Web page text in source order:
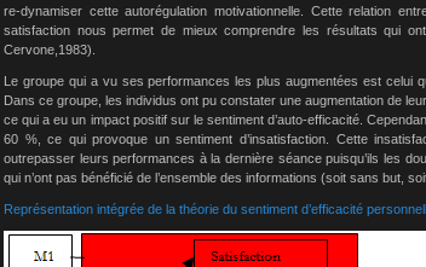
re-dynamiser cette autorégulation motivationnelle. Cette relation
satisfaction nous permet de mieux comprendre les résultats qui
Cervone,1983).
Le groupe qui a vu ses performances les plus augmentées est celui
Dans ce groupe, les individus ont pu constater une augmentation de
ce qui a eu un impact positif sur le sentiment d’auto-efficacité.
60 %, ce qui provoque un sentiment d’insatisfaction. Cette
outrepasser leurs performances à la dernière séance puisqu’ils les
qui n’ont pas bénéficié de l’ensemble des informations (soit sans but,
Représentation intégrée de la théorie du sentiment d’efficacité